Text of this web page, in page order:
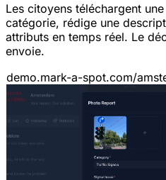
Les citoyens téléchargent
catégorie, rédige une
attributs en temps réel. Le
envoie.
demo.mark-a-spot.com/